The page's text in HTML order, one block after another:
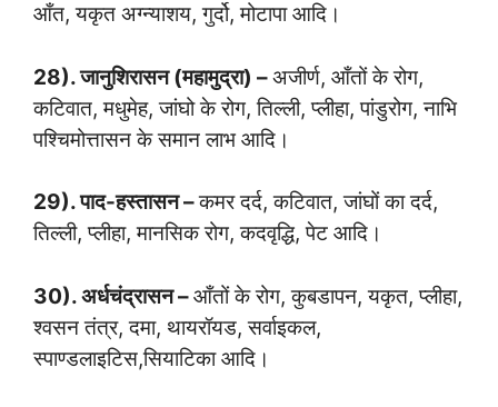
आँत, यकृत अग्न्याशय, गुर्दो, मोटापा आदि।
28). जानुशिरासन (महामुद्रा) –अजीर्ण, आँतों के रोग,
कटिवात, मधुमेह, जांघो के रोग, तिल्ली, प्लीहा, पांडुरोग, नाभि
पश्चिमोत्तासन के समान लाभ आदि।
29). पाद-हस्तासन –कमर दर्द, कटिवात, जांघों का दर्द,
तिल्ली, प्लीहा, मानसिक रोग, कदवृद्धि, पेट आदि।
30). अर्धचंद्रासन –आँतों के रोग, कुबडापन, यकृत, प्लीहा,
श्वसन तंत्र, दमा, थायरॉयड, सर्वाइकल,
स्पाण्डलाइटिस,सियाटिका आदि।